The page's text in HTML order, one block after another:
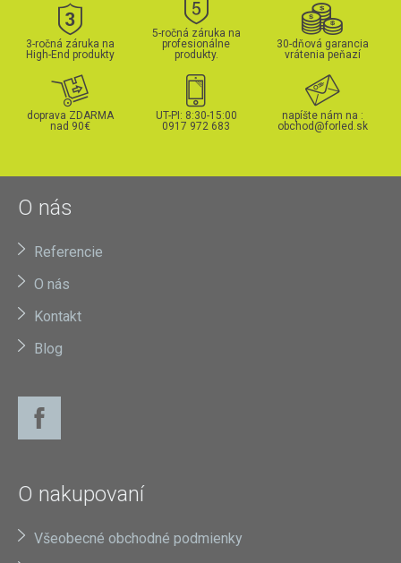
3-ročná záruka na
High-End produkty
5-ročná záruka na
profesionálne
produkty.
30-dňová garancia
vrátenia peňazí
doprava ZDARMA
nad 90€
UT-PI: 8:30-15:00
0917 972 683
napíšte nám na :
obchod@forled.sk
O nás
Referencie
O nás
Kontakt
Blog
O nakupovaní
Všeobecné obchodné podmienky